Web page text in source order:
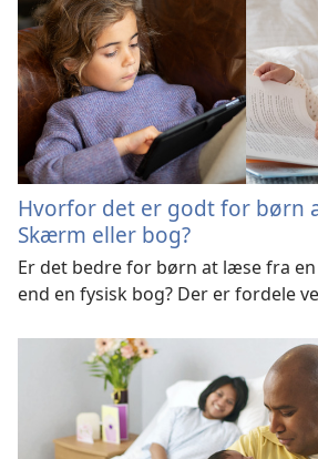
Hvorfor det er godt for børn
Skærm eller bog?
Er det bedre for børn at læse fra
end en fysisk bog? Der er fordele